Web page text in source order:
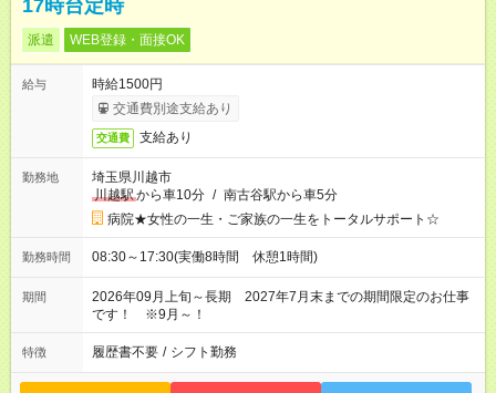
17時台定時
派遣 WEB登録・面接OK
給与
時給1500円
交通費別途支給あり
交通費 支給あり
勤務地
埼玉県川越市
川越駅から車10分 / 南古谷駅から車5分
病院★女性の一生・ご家族の一生をトータルサポート☆
勤務時間 08:30～17:30(実働8時間 休憩1時間)
期間
2026年09月上旬～長期 2027年7月末までの期間限定のお仕事
です！ ※9月～！
特徴 履歴書不要 / シフト勤務